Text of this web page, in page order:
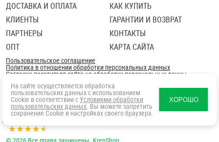
ДОСТАВКА И ОПЛАТА
КЛИЕНТЫ
ПАРТНЕРЫ
ОПТ
КАК КУПИТЬ
ГАРАНТИИ И ВОЗВРАТ
КОНТАКТЫ
КАРТА САЙТА
Пользовательское соглашение
Политика в отношении обработки персональных данных
Согласие посетителя сайта на обработку персональных данны
На сайте осуществляется обработка
пользовательских данных с использованием
Cookie в соответствии с Условиями обработки
пользовательских данных. Вы можете запретить
сохранение Cookie в настройках своего браузера.
ХОРОШО